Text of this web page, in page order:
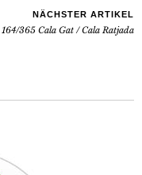
NÄCHSTER ARTIKEL
164/365 Cala Gat / Cala Ratjada